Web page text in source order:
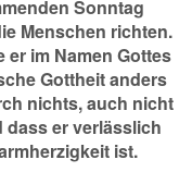
Sonntag
richten.
er im Namen Gottes
Gottheit anders
nichts, auch nicht
dass er verlässlich
ist.